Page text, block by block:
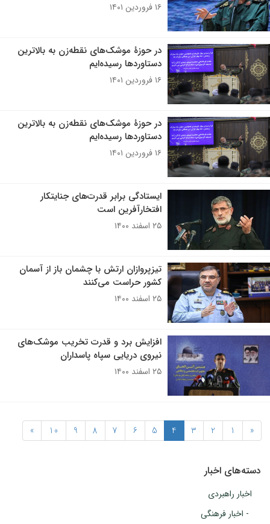
۱۶ فروردین ۱۴۰۱
در حوزۀ موشک‌های نقطه‌زن به بالاترین
دستاوردها رسیده‌ایم
۱۶ فروردین ۱۴۰۱
در حوزۀ موشک‌های نقطه‌زن به بالاترین
دستاوردها رسیده‌ایم
۱۶ فروردین ۱۴۰۱
ایستادگی برابر قدرت‌های جنایتکار
افتخارآفرین است
۲۵ اسفند ۱۴۰۰
تیزپروازان ارتش با چشمان باز از آسمان
کشور حراست می‌کنند
۲۵ اسفند ۱۴۰۰
افزایش برد و قدرت تخریب موشک‌های
نیروی دریایی سپاه پاسداران
۲۵ اسفند ۱۴۰۰
«
1
2
3
4
5
6
7
8
9
10
»
دسته‌های اخبار
اخبار راهبردی
- اخبار فرهنگی